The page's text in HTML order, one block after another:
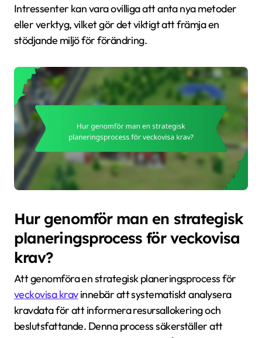
Intressenter kan vara ovilliga att anta nya metoder
eller verktyg, vilket gör det viktigt att främja en
stödjande miljö för förändring.
Hur genomför man en strategisk
planeringsprocess för veckovisa
krav?
Att genomföra en strategisk planeringsprocess för
veckovisa kravinnebär att systematiskt analysera
kravdata för att informera resursallokering och
beslutsfattande. Denna process säkerställer att